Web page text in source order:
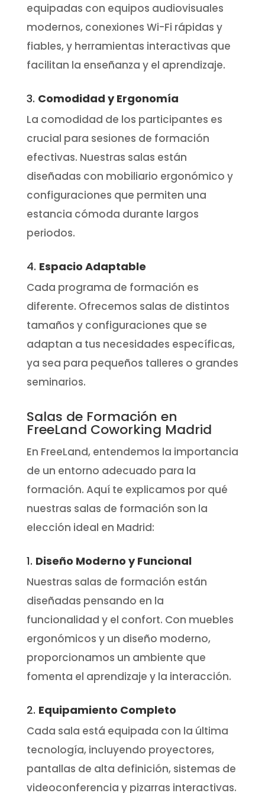
equipadas con equipos audiovisuales
modernos, conexiones Wi-Fi rápidas y
fiables, y herramientas interactivas que
facilitan la enseñanza y el aprendizaje.
3. Comodidad y Ergonomía
La comodidad de los participantes es
crucial para sesiones de formación
efectivas. Nuestras salas están
diseñadas con mobiliario ergonómico y
configuraciones que permiten una
estancia cómoda durante largos
periodos.
4. Espacio Adaptable
Cada programa de formación es
diferente. Ofrecemos salas de distintos
tamaños y configuraciones que se
adaptan a tus necesidades específicas,
ya sea para pequeños talleres o grandes
seminarios.
Salas de Formación en
FreeLand Coworking Madrid
En FreeLand, entendemos la importancia
de un entorno adecuado para la
formación. Aquí te explicamos por qué
nuestras salas de formación son la
elección ideal en Madrid:
1. Diseño Moderno y Funcional
Nuestras salas de formación están
diseñadas pensando en la
funcionalidad y el confort. Con muebles
ergonómicos y un diseño moderno,
proporcionamos un ambiente que
fomenta el aprendizaje y la interacción.
2. Equipamiento Completo
Cada sala está equipada con la última
tecnología, incluyendo proyectores,
pantallas de alta definición, sistemas de
videoconferencia y pizarras interactivas.